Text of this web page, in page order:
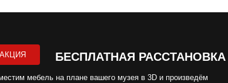
АКЦИЯ БЕСПЛАТНАЯ РАССТАНОВКА
мебель на плане вашего музея в 3D и произведём